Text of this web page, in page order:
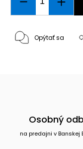
Opýtať sa
Osobný
na predajni v Banskej